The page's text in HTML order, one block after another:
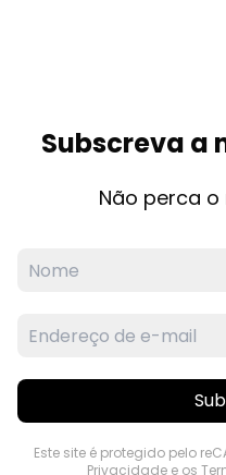
Subscreva a
Não perca o
Este site é protegido pelo
Privacidadee os